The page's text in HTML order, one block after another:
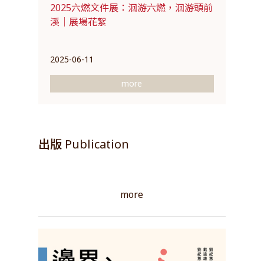
2025六燃文件展：洄游六燃，洄游頭前
溪｜展場花絮
2025-06-11
more
出版 Publication
more